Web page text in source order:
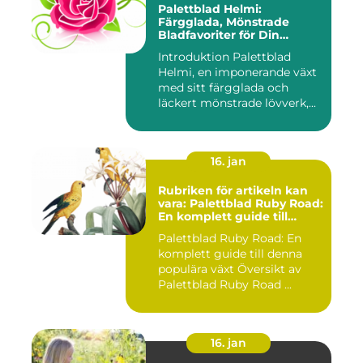
Palettblad Helmi:
Färgglada, Mönstrade
Bladfavoriter för Din
Introduktion Palettblad
Helmi, en imponerande växt
med sitt färgglada och
läckert mönstrade lövverk,...
16. jan
Rubriken för artikeln kan
vara: Palettblad Ruby Road:
En komplett guide till
Palettblad Ruby Road: En
komplett guide till denna
populära växt Översikt av
Palettblad Ruby Road ...
16. jan